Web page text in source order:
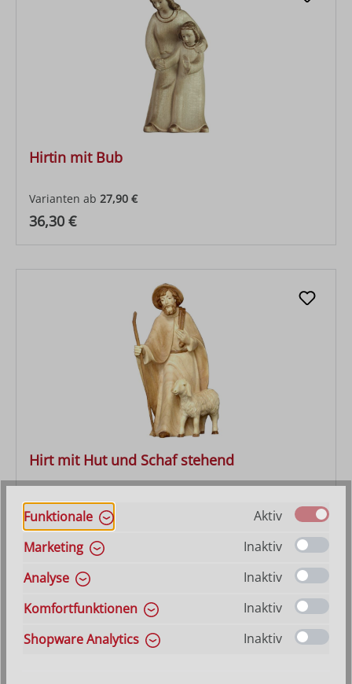
Hirtin mit Bub
Varianten ab 27,90 €
Regulärer Preis:
36,30 €
Hirt mit Hut und Schaf stehend
Varianten ab27,90 €
Regulärer Preis:
36,30 €
Funktionale
Aktiv
Marketing
Inaktiv
Analyse
Inaktiv
Komfortfunktionen
Inaktiv
Shopware Analytics
Inaktiv